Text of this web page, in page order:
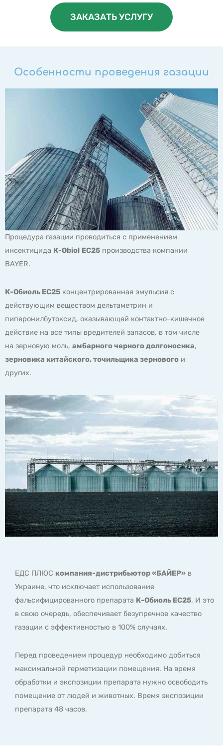
ЗАКАЗАТЬ УСЛУГУ
Особенности проведения газации
Процедура газации проводиться с применением
инсектицида К-Obiol EC25 производства компании
BAYER.
К-Обиоль ЕС25 концентрированная эмульсия с
действующим веществом дельтаметрин и
пиперонилбутоксид, оказывающей контактно-кишечное
действие на все типы вредителей запасов, в том числе
на зерновую моль, амбарного черного долгоносика,
зерновика китайского, точильщика зернового и
других.
ЕДС ПЛЮС компания-дистрибьютор «БАЙЕР» в
Украине, что исключает использование
фальсифицированного препарата К-Обиоль ЕС25. И это
в свою очередь, обеспечивает безупречное качество
газации с эффективностью в 100% случаях.
Перед проведением процедур необходимо добиться
максимальной герметизации помещения. На время
обработки и экспозиции препарата нужно освободить
помещение от людей и животных. Время экспозиции
препарата 48 часов.